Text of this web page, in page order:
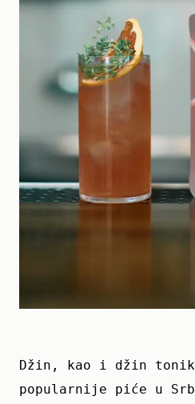
Džin, kao i džin
popularnije piće u